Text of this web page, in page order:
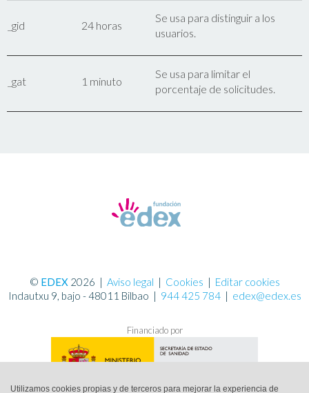
_gid 24 horas
Se usa para distinguir a los
usuarios.
_gat 1 minuto
Se usa para limitar el
porcentaje de solicitudes.
© EDEX2026 | Aviso legal | Cookies | Editar cookies
Indautxu 9, bajo - 48011 Bilbao | 944 425 784| edex@edex.es
Financiado por
Utilizamos cookies propias y de terceros para mejorar la experiencia de